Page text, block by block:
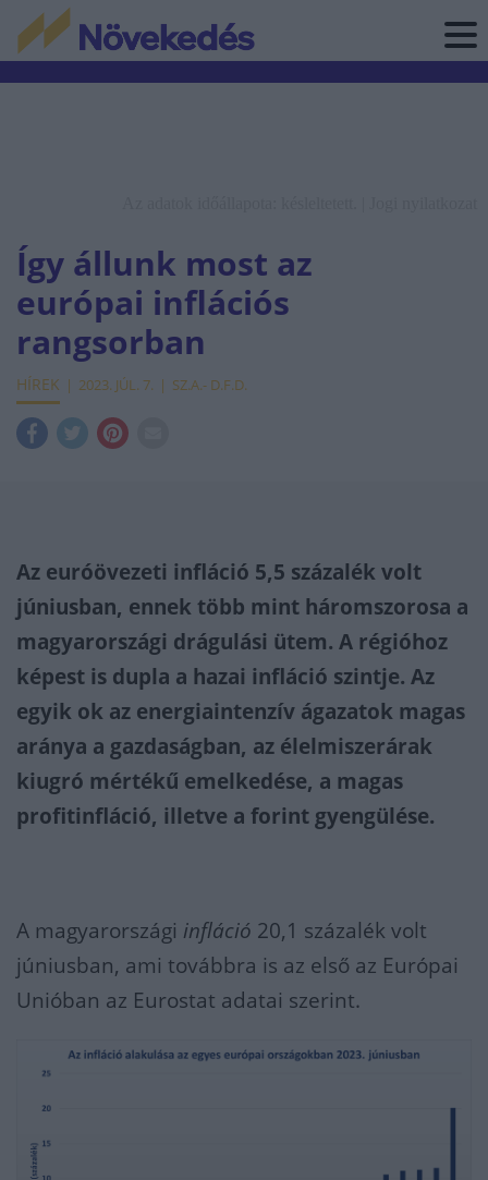
Így állunk most az
európai inflációs
rangsorban
HÍREK 2023. JÚL. 7. SZ.A.- D.F.D.
Az euróövezeti infláció 5,5 százalék volt
júniusban, ennek több mint háromszorosa a
magyarországi drágulási ütem. A régióhoz
képest is dupla a hazai infláció szintje. Az
egyik ok az energiaintenzív ágazatok magas
aránya a gazdaságban, az élelmiszerárak
kiugró mértékű emelkedése, a magas
profitinfláció, illetve a forint gyengülése.
A magyarországi infláció 20,1 százalék volt
júniusban, ami továbbra is az első az Európai
Unióban az Eurostat adatai szerint.